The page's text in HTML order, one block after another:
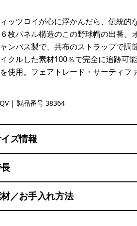
ッツロイが心に浮かんだら、伝統的
枚パネル構造のこの野球帽の出番。
ンバス製で、共布のストラップで調
クルした素材100％で完全に追跡可
使用。フェアトレード・サーティフ
Logo: Quiet Violet
| 製品番号 38364
ズ情報
／お手入れ方法